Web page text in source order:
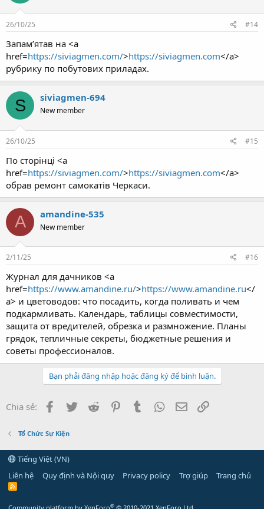
26/10/25 #14
Запам’ятав на <a
href=https://siviagmen.com/>https://siviagmen.com</a>
рубрику по побутових приладах.
S siviagmen-694
New member
26/10/25 #15
По сторінці <a
href=https://siviagmen.com/>https://siviagmen.com</a>
обрав ремонт самокатів Черкаси.
A amandine-535
New member
2/11/25 #16
Журнал для дачников <a
href=https://www.amandine.ru/>https://www.amandine.ru</
a> и цветоводов: что посадить, когда поливать и чем
подкармливать. Календарь, таблицы совместимости,
защита от вредителей, обрезка и размножение. Планы
грядок, тепличные секреты, бюджетные решения и
советы профессионалов.
Bạn phải đăng nhập hoặc đăng ký để bình luận.
Chia sẻ: Facebook
Twitter Reddit PinterestTumblr WhatsApp
Email
Tổ Chức Sự Kiện
Tiếng Việt (VN)
Liên hệ
Quy định và Nội quy Privacy policy Trợ giúp Trang chủ
R
®